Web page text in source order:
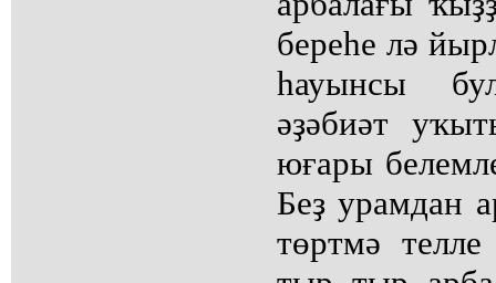
береһе лә
һауынсы
әҙәбиәт
юғары
Беҙ урамдан
төртмә